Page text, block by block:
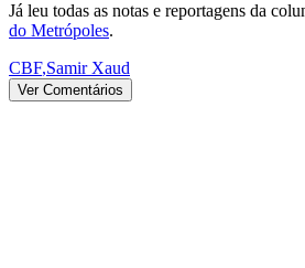
Já leu todas as notas e reportagens da
do Metrópoles.
CBF,Samir Xaud
Ver Comentários